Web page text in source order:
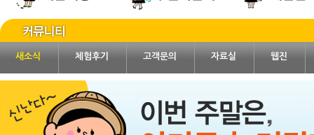
새소식 체험후기 고객문의 자료실 웹진